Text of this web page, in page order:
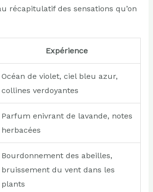
récapitulatif des sensations qu’on
Expérience
Océan de violet, ciel bleu azur,
collines verdoyantes
Parfum enivrant de lavande, notes
herbacées
Bourdonnement des abeilles,
bruissement du vent dans les
plants